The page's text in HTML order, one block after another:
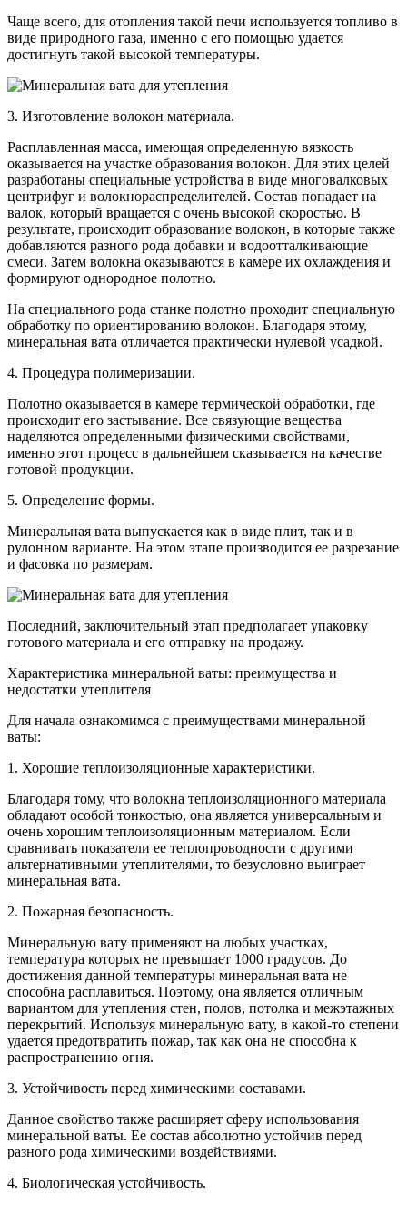
Чаще всего, для отопления такой печи используется топливо в
виде природного газа, именно с его помощью удается
достигнуть такой высокой температуры.
3. Изготовление волокон материала.
Расплавленная масса, имеющая определенную вязкость
оказывается на участке образования волокон. Для этих целей
разработаны специальные устройства в виде многовалковых
центрифуг и волокнораспределителей. Состав попадает на
валок, который вращается с очень высокой скоростью. В
результате, происходит образование волокон, в которые также
добавляются разного рода добавки и водоотталкивающие
смеси. Затем волокна оказываются в камере их охлаждения и
формируют однородное полотно.
На специального рода станке полотно проходит специальную
обработку по ориентированию волокон. Благодаря этому,
минеральная вата отличается практически нулевой усадкой.
4. Процедура полимеризации.
Полотно оказывается в камере термической обработки, где
происходит его застывание. Все связующие вещества
наделяются определенными физическими свойствами,
именно этот процесс в дальнейшем сказывается на качестве
готовой продукции.
5. Определение формы.
Минеральная вата выпускается как в виде плит, так и в
рулонном варианте. На этом этапе производится ее разрезание
и фасовка по размерам.
Последний, заключительный этап предполагает упаковку
готового материала и его отправку на продажу.
Характеристика минеральной ваты: преимущества и
недостатки утеплителя
Для начала ознакомимся с преимуществами минеральной
ваты:
1. Хорошие теплоизоляционные характеристики.
Благодаря тому, что волокна теплоизоляционного материала
обладают особой тонкостью, она является универсальным и
очень хорошим теплоизоляционным материалом. Если
сравнивать показатели ее теплопроводности с другими
альтернативными утеплителями, то безусловно выиграет
минеральная вата.
2. Пожарная безопасность.
Минеральную вату применяют на любых участках,
температура которых не превышает 1000 градусов. До
достижения данной температуры минеральная вата не
способна расплавиться. Поэтому, она является отличным
вариантом для утепления стен, полов, потолка и межэтажных
перекрытий. Используя минеральную вату, в какой-то степени
удается предотвратить пожар, так как она не способна к
распространению огня.
3. Устойчивость перед химическими составами.
Данное свойство также расширяет сферу использования
минеральной ваты. Ее состав абсолютно устойчив перед
разного рода химическими воздействиями.
4. Биологическая устойчивость.